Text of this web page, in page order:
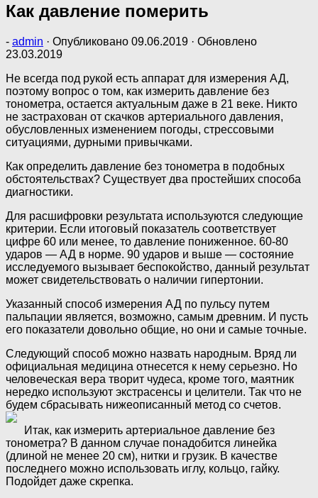
Как давление померить
- admin · Опубликовано 09.06.2019 · Обновлено
23.03.2019
Не всегда под рукой есть аппарат для измерения АД,
поэтому вопрос о том, как измерить давление без
тонометра, остается актуальным даже в 21 веке. Никто
не застрахован от скачков артериального давления,
обусловленных изменением погоды, стрессовыми
ситуациями, дурными привычками.
Как определить давление без тонометра в подобных
обстоятельствах? Существует два простейших способа
диагностики.
Для расшифровки результата используются следующие
критерии. Если итоговый показатель соответствует
цифре 60 или менее, то давление пониженное. 60-80
ударов — АД в норме. 90 ударов и выше — состояние
исследуемого вызывает беспокойство, данный результат
может свидетельствовать о наличии гипертонии.
Указанный способ измерения АД по пульсу путем
пальпации является, возможно, самым древним. И пусть
его показатели довольно общие, но они и самые точные.
Следующий способ можно назвать народным. Вряд ли
официальная медицина отнесется к нему серьезно. Но
человеческая вера творит чудеса, кроме того, маятник
нередко используют экстрасенсы и целители. Так что не
будем сбрасывать нижеописанный метод со счетов.
Итак, как измерить артериальное давление без
тонометра? В данном случае понадобится линейка
(длиной не менее 20 см), нитки и грузик. В качестве
последнего можно использовать иглу, кольцо, гайку.
Подойдет даже скрепка.